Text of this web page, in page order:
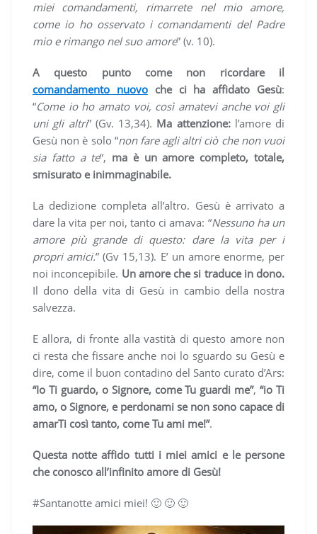
miei comandamenti, rimarrete nel mio amore,
come io ho osservato i comandamenti del Padre
mio e rimango nel suo amore” (v. 10).
A questo punto come non ricordare il
comandamento nuovoche ci ha affidato Gesù:
“Come io ho amato voi, così amatevi anche voi gli
uni gli altri” (Gv. 13,34). Ma attenzione: l’amore di
Gesù non è solo “non fare agli altri ciò che non vuoi
sia fatto a te“, ma è un amore completo, totale,
smisurato e inimmaginabile.
La dedizione completa all’altro. Gesù è arrivato a
dare la vita per noi, tanto ci amava: “Nessuno ha un
amore più grande di questo: dare la vita per i
propri amici.” (Gv 15,13). E’ un amore enorme, per
noi inconcepibile. Un amore che si traduce in dono.
Il dono della vita di Gesù in cambio della nostra
salvezza.
E allora, di fronte alla vastità di questo amore non
ci resta che fissare anche noi lo sguardo su Gesù e
dire, come il buon contadino del Santo curato d’Ars:
“Io Ti guardo, o Signore, come Tu guardi me”,“io Ti
amo, o Signore, e perdonami se non sono capace di
amarTi così tanto, come Tu ami me!”.
Questa notte affido tutti i miei amici e le persone
che conosco all’infinito amore di Gesù!
#Santanotte amici miei! 🙂 🙂 🙂